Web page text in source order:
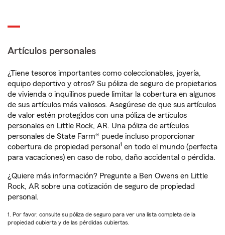
Artículos personales
¿Tiene tesoros importantes como coleccionables, joyería,
equipo deportivo y otros? Su póliza de seguro de propietarios
de vivienda o inquilinos puede limitar la cobertura en algunos
de sus artículos más valiosos. Asegúrese de que sus artículos
de valor estén protegidos con una póliza de artículos
personales en Little Rock, AR. Una póliza de artículos
personales de State Farm® puede incluso proporcionar
cobertura de propiedad personal 1 en todo el mundo (perfecta
para vacaciones) en caso de robo, daño accidental o pérdida.
¿Quiere más información? Pregunte a Ben Owens en Little
Rock, AR sobre una cotización de seguro de propiedad
personal.
1. Por favor, consulte su póliza de seguro para ver una lista completa de la
propiedad cubierta y de las pérdidas cubiertas.